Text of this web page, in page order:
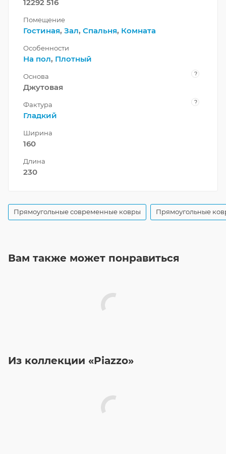
12292 516
Помещение
Гостиная, Зал, Спальня, Комната
Особенности
На пол, Плотный
Основа ?
Джутовая
Фактура ?
Гладкий
Ширина
160
Длина
230
Прямоугольные современные ковры Прямоугольные
Вам также может понравиться
Из коллекции «Piazzo»